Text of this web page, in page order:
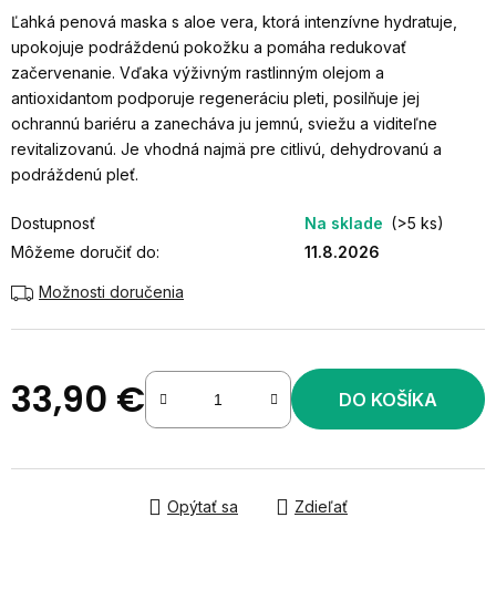
Ľahká penová maska s aloe vera, ktorá intenzívne hydratuje,
upokojuje podráždenú pokožku a pomáha redukovať
začervenanie. Vďaka výživným rastlinným olejom a
antioxidantom podporuje regeneráciu pleti, posilňuje jej
ochrannú bariéru a zanecháva ju jemnú, sviežu a viditeľne
revitalizovanú. Je vhodná najmä pre citlivú, dehydrovanú a
podráždenú pleť.
Dostupnosť Na sklade (>5 ks)
Môžeme doručiť do:
11.8.2026
Možnosti doručenia
33,90 € DO KOŠÍKA
Opýtať sa Zdieľať